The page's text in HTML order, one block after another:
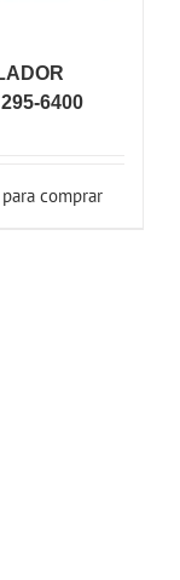
6400
comprar